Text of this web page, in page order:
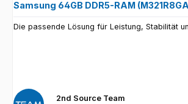
Samsung 64GB DDR5-RAM
Die passende Lösung für Leistung, Stabilität
2nd Source Team